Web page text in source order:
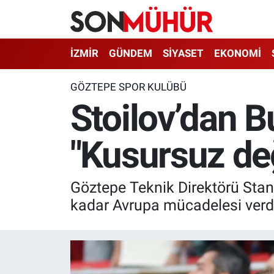
İZMİR GÜNDEM SİYASET EKONOMİ
GÖZTEPE SPOR KULÜBÜ
Stoilov’dan
"Kusursuz
Göztepe Teknik Direktörü
kadar Avrupa mücadelesi
İzmir Nöbetçi Eczaneler
İzmir Hava Durumu
İzmir Namaz Vakitleri
İzmir Trafik Yoğunluk Haritası
Süper Lig Puan Durumu ve Fikstür
Tüm Manşetler
Haber Arşivi